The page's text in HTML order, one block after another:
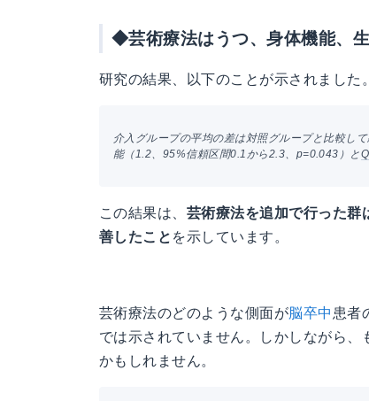
◆芸術療法はうつ、身体機能、
研究の結果、以下のことが示されました。
介入グループの平均の差は対照グループと比較し
能（1.2、95%信頼区間0.1から2.3、p=0.043）と
この結果は、 芸術療法を追加で行った群
善したこと を示しています。
芸術療法のどのような側面が脳卒中 患者
では示されていません。しかしながら
かもしれません。